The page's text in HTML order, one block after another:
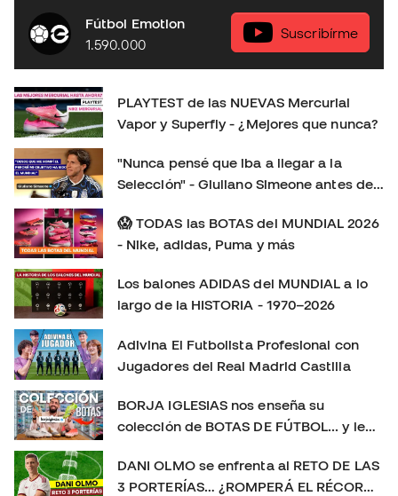
respecto a la generación anterior. En este playtest
analizamos: 👟 Ajuste y comodidad. ⚽ Sensaciones con
el balón. 🚀 Tracción, aceleración y cambios de ritmo. 🔍
Todas las novedades de esta nueva generación. 🤔
¿Merecen la pena? ¿Cuál elegir: Vapor o Superfly?
Déjanos en los comentarios tu opinión: ¿Eres más de
Mercurial Vapor o de Mercurial Superfly? 👇 Consíguelas
aquí:
https://www.futbolemotion.com/es/categoria/botas-de-
futbol/nike/linea-mercurial-velocidad Síguenos para no
perderte más playtests, comparativas y reviews de las
últimas botas de fútbol: Instagram:
https://www.tiktok.com/@futbolemotion X:
https://x.com/futbolemotion #Mercurial #NikeFootball
#MercurialVapor #MercurialSuperfly #BotasDeFútbol
#Playtest #Review #futbolemotion #botasdefutbol
#futbol #nikemercurial soloporteros_portada_es _es
Fútbol Emotion
1.590.000
Suscribírme
PLAYTEST de las NUEVAS Mercurial
Vapor y Superfly - ¿Mejores que nunca?
"Nunca pensé que iba a llegar a la
Selección" - Giuliano Simeone antes de
😱 TODAS las BOTAS del MUNDIAL 2026
- Nike, adidas, Puma y más
Los balones ADIDAS del MUNDIAL a lo
largo de la HISTORIA - 1970–2026
Adivina El Futbolista Profesional con
Jugadores del Real Madrid Castilla
BORJA IGLESIAS nos enseña su
colección de BOTAS DE FÚTBOL... y le
DANI OLMO se enfrenta al RETO DE LAS
3 PORTERÍAS… ¿ROMPERÁ EL RÉCORD?